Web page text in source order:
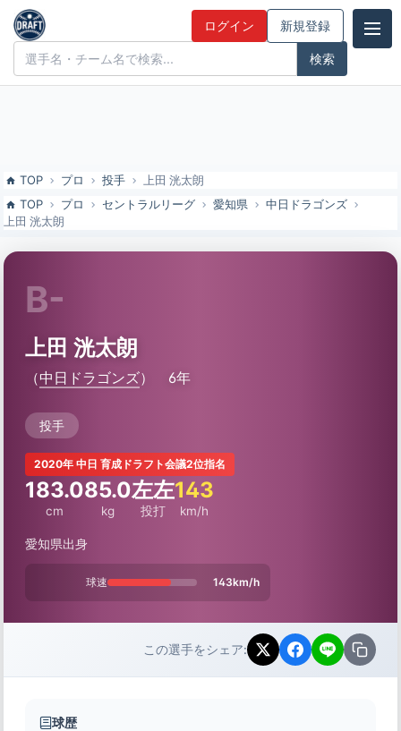
上田 洸太朗（中日ドラゴンズ）の特徴とドラフト評価 | ドラフト候補
とみんなの評価
ドラフト候補とみんなの評価 ログイン 新規登録
TOP プロ 投手
上田 洸太朗
TOP
プロ セントラルリーグ 愛知県
中日ドラゴンズ
上田 洸太朗
B-
上田 洸太朗
（中日ドラゴンズ） 6年
投手
2020年 中日 育成ドラフト会議2位指名
183.0
cm
85.0
kg
左左
投打
143
km/h
愛知県出身
球速 143km/h
この選手をシェア:
球歴